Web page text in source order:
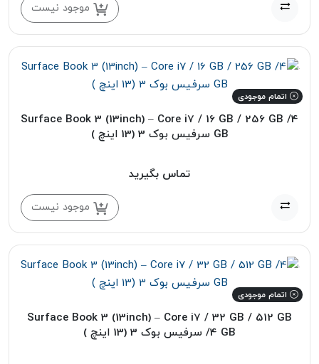
موجود نیست
اتمام موجودی
Surface Book 3 (13inch) – Core i7 / 16 GB / 256 GB /4
GB سرفیس بوک 3 (13 اینچ )
تماس بگیرید
موجود نیست
اتمام موجودی
Surface Book 3 (13inch) – Core i7 / 32 GB / 512 GB
/4 GB سرفیس بوک 3 (13 اینچ )